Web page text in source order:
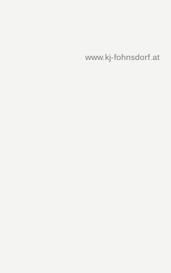
www.kj-fohnsdorf.at